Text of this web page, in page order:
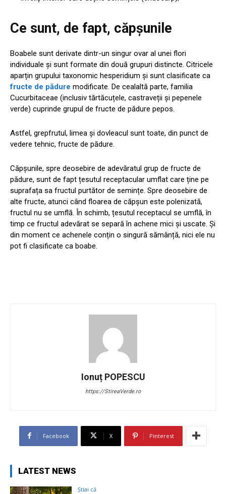
Ce sunt, de fapt, căpșunile
Boabele sunt derivate dintr-un singur ovar al unei flori
individuale și sunt formate din două grupuri distincte. Citricele
aparțin grupului taxonomic hesperidium și sunt clasificate ca
fructe de pădure modificate. De cealaltă parte, familia
Cucurbitaceae (inclusiv tărtăcuțele, castraveții și pepenele
verde) cuprinde grupul de fructe de pădure pepos.
Astfel, grepfrutul, limea și dovleacul sunt toate, din punct de
vedere tehnic, fructe de pădure.
Căpșunile, spre deosebire de adevăratul grup de fructe de
pădure, sunt de fapt țesutul receptacular umflat care ține pe
suprafața sa fructul purtător de semințe. Spre deosebire de
alte fructe, atunci când floarea de căpșun este polenizată,
fructul nu se umflă. În schimb, țesutul receptacul se umflă, în
timp ce fructul adevărat se separă în achene mici și uscate. Și
din moment ce achenele conțin o singură sămânță, nici ele nu
pot fi clasificate ca boabe.
Ionuț POPESCU
https://StireaVerde.ro
Facebook X Pinterest
LATEST NEWS
Știai că